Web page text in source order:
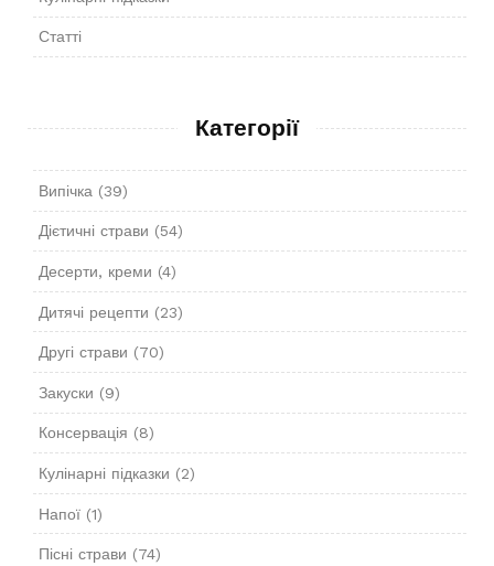
Статті
Категорії
Випічка (39)
Дієтичні страви (54)
Десерти, креми (4)
Дитячі рецепти (23)
Другі страви (70)
Закуски (9)
Консервація (8)
Кулінарні підказки (2)
Напої(1)
Пісні страви (74)